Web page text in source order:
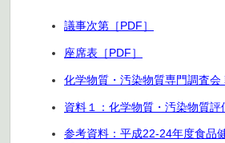
議事次第［PDF］
座席表［PDF］
化学物質・汚染物質専門調査会
資料１：化学物質・汚染物質
参考資料：平成22-24年度食品